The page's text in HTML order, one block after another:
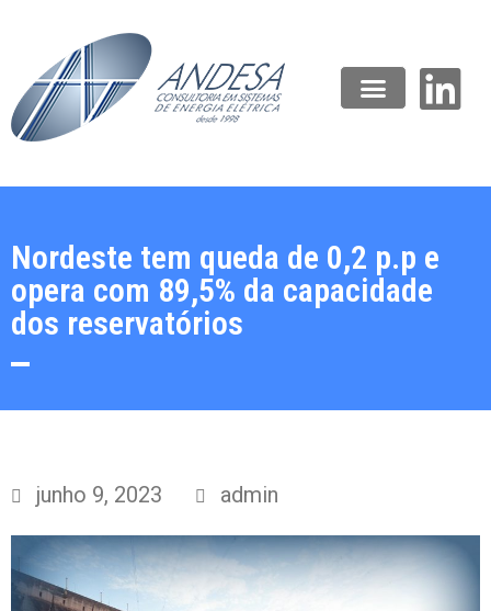
Nordeste tem queda de 0,2 p.p e
opera com 89,5% da capacidade
dos reservatórios
junho 9, 2023 admin